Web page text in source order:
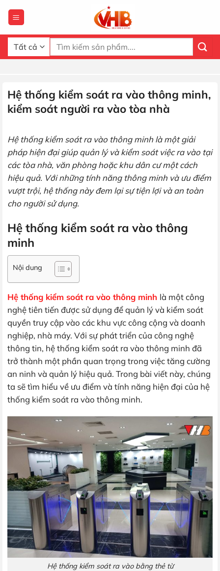
qua
dung
Tìm
kiếm:
Hệ thống kiểm soát ra vào thông minh,
kiểm soát người ra vào tòa nhà
Hệ thống kiểm soát ra vào thông minh là một giải
pháp hiện đại giúp quản lý và kiểm soát việc ra vào tại
các tòa nhà, văn phòng hoặc khu dân cư một cách
hiệu quả. Với những tính năng thông minh và ưu điểm
vượt trội, hệ thống này đem lại sự tiện lợi và an toàn
cho người sử dụng.
Hệ thống kiểm soát ra vào thông
minh
Nội dung
Hệ thống kiểm soát ra vào thông minh là một công
nghệ tiên tiến được sử dụng để quản lý và kiểm soát
quyền truy cập vào các khu vực công cộng và doanh
nghiệp, nhà máy. Với sự phát triển của công nghệ
thông tin, hệ thống kiểm soát ra vào thông minh đã
trở thành một phần quan trọng trong việc tăng cường
an ninh và quản lý hiệu quả. Trong bài viết này, chúng
ta sẽ tìm hiểu về ưu điểm và tính năng hiện đại của hệ
thống kiểm soát ra vào thông minh.
Hệ thống kiểm soát ra vào bằng thẻ từ